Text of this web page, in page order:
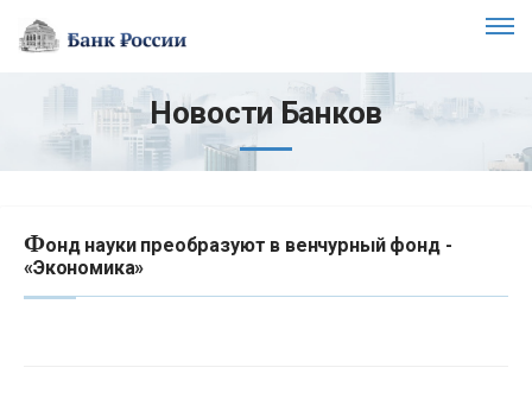
Новости Банков
Фонд науки преобразуют в венчурный фонд -
«Экономика»